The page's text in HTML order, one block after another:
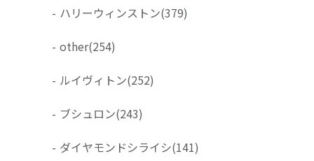
- ハリーウィンストン(379)
- other(254)
- ルイヴィトン(252)
- ブシュロン(243)
- ダイヤモンドシライシ(141)